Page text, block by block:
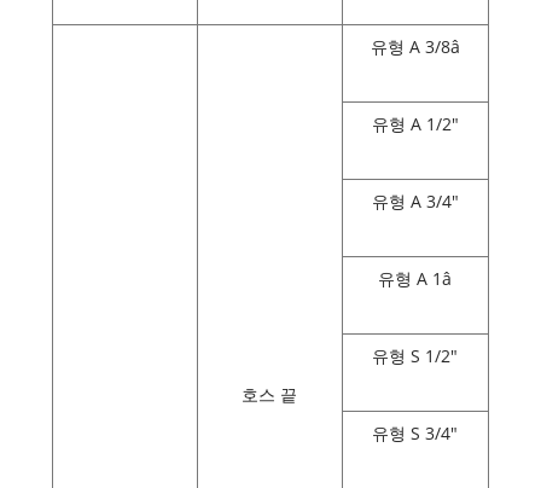
호스 끝
유형 A 3/8â
유형 A 1/2"
유형 A 3/4"
유형 A 1â
유형 S 1/2"
유형 S 3/4"